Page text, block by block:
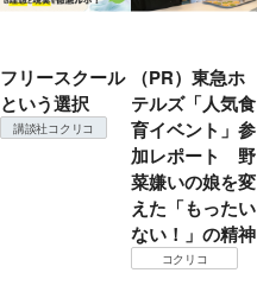
フリースクール
という選択
講談社コクリコ
（PR）東急ホ
テルズ「人気食
育イベント」参
加レポート 野
菜嫌いの娘を変
えた「もったい
ない！」の精神
コクリコ